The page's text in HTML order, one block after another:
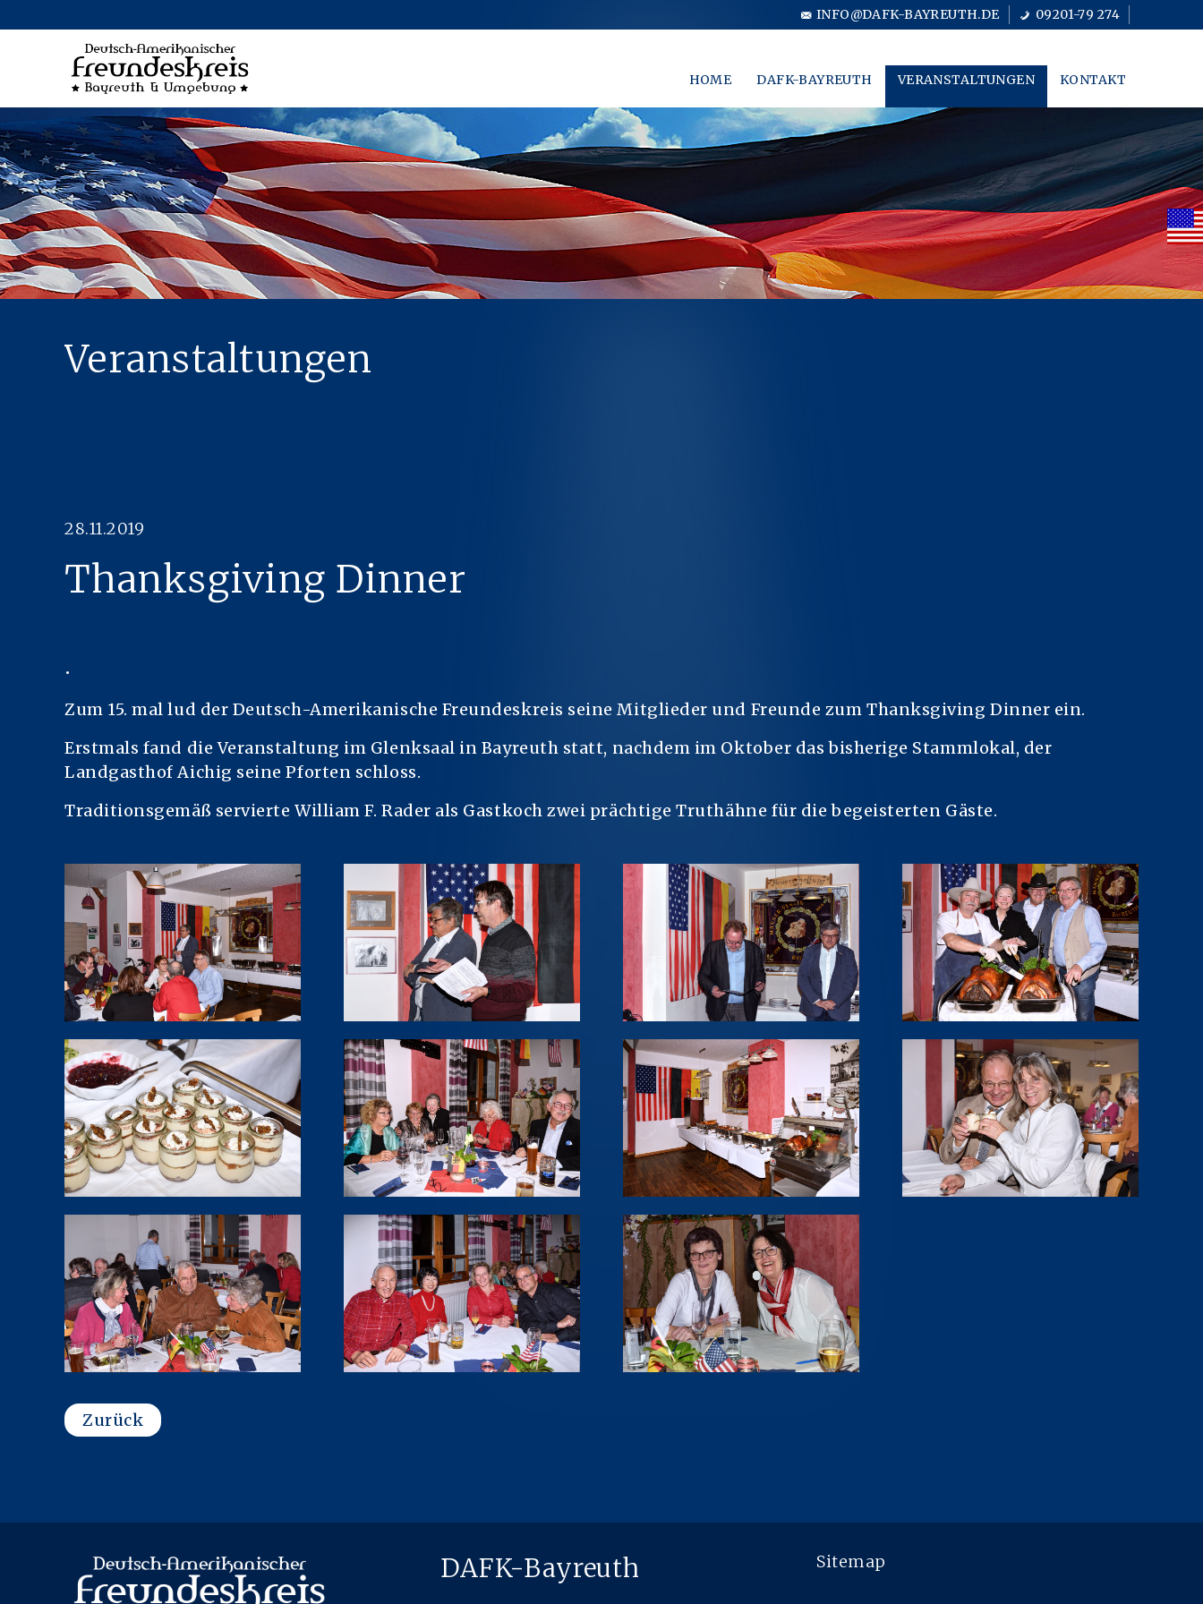
INFO@DAFK-BAYREUTH.DE 09201-79 274
HOME DAFK-BAYREUTH VERANSTALTUNGEN KONTAKT
Veranstaltungen
28.11.2019
Thanksgiving Dinner
Zum 15. mal lud der Deutsch-Amerikanische Freundeskreis seine Mitglieder und Freunde zum Thanksgiving Dinner ein.
Erstmals fand die Veranstaltung im Glenksaal in Bayreuth statt, nachdem im Oktober das bisherige Stammlokal, der
Landgasthof Aichig seine Pforten schloss.
Traditionsgemäß servierte William F. Rader als Gastkoch zwei prächtige Truthähne für die begeisterten Gäste.
Zurück
DAFK-Bayreuth Sitemap